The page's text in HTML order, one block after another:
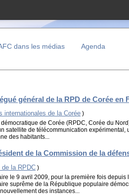
dans les médias Agenda
général de la RPD de Corée en
internationales de la Corée )
de Corée (RPDC, Corée du
satellite de télécommunication expérimental,
des habitants...
de la Commission de la
de la RPDC )
le 9 avril 2009, pour la première fois depuis
suprême de la République populaire
des instances...